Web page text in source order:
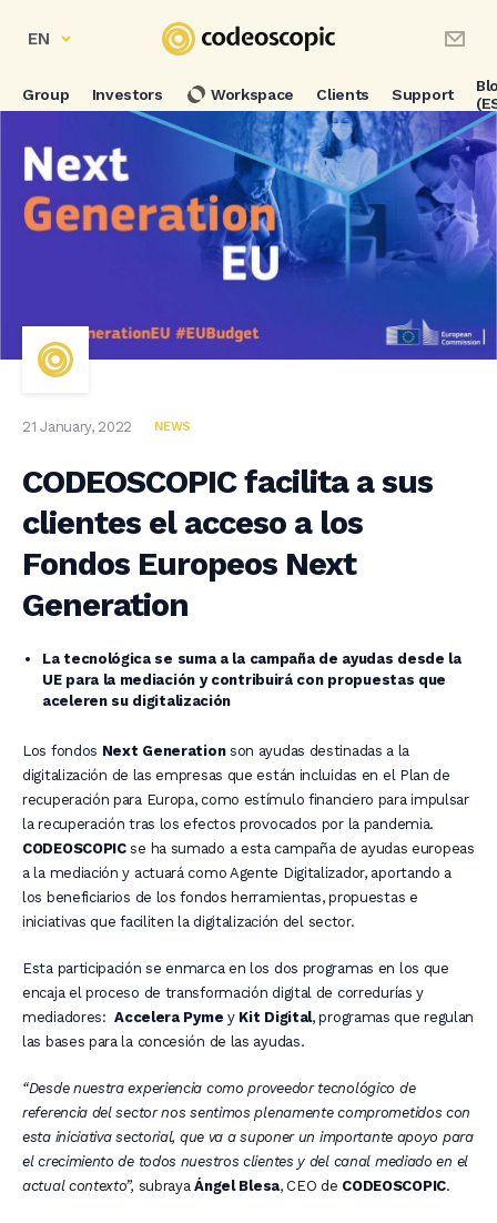
EN
Group Investors Workspace Clients Support
21 January, 2022 NEWS
CODEOSCOPIC facilita a sus
clientes el acceso a los
Fondos Europeos Next
Generation
La tecnológica se suma a la campaña de ayudas desde la
UE para la mediación y contribuirá con propuestas que
aceleren su digitalización
Los fondos Next Generationson ayudas destinadas a la
digitalización de las empresas que están incluidas en el Plan de
recuperación para Europa, como estímulo financiero para impulsar
la recuperación tras los efectos provocados por la pandemia.
CODEOSCOPICse ha sumado a esta campaña de ayudas europeas
a la mediación y actuará como Agente Digitalizador, aportando a
los beneficiarios de los fondos herramientas, propuestas e
iniciativas que faciliten la digitalización del sector.
Esta participación se enmarca en los dos programas en los que
encaja el proceso de transformación digital de corredurías y
mediadores:Accelera Pyme y Kit Digital, programas que regulan
las bases para la concesión de las ayudas.
“Desde nuestra experiencia como proveedor tecnológico de
referencia del sector nos sentimos plenamente comprometidos con
esta iniciativa sectorial, que va a suponer un importante apoyo para
el crecimiento de todos nuestros clientes y del canal mediado en el
actual contexto”, subrayaÁngel Blesa, CEO de CODEOSCOPIC.